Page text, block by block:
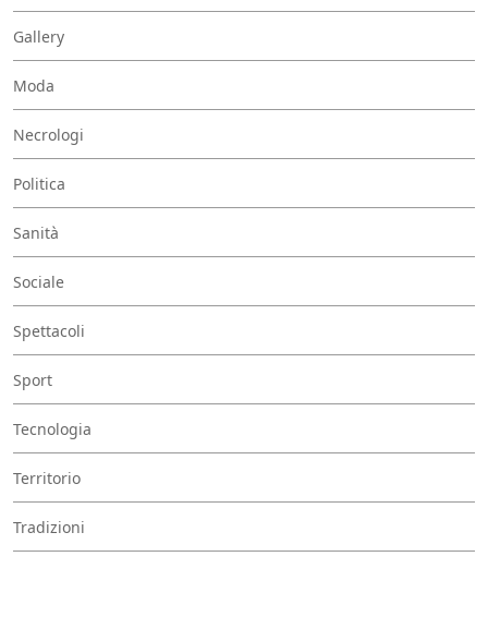
Gallery
Moda
Necrologi
Politica
Sanità
Sociale
Spettacoli
Sport
Tecnologia
Territorio
Tradizioni